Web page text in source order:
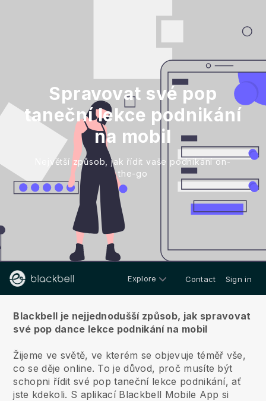
Spravovat své pop
taneční lekce podnikání
na mobil
Největší způsob, jak řídit vaše podnikání on-
the-go
Explore Contact Sign in
Blackbell je nejjednodušší způsob, jak spravovat
své pop dance lekce podnikání na mobil
Žijeme ve světě, ve kterém se objevuje téměř vše,
co se děje online. To je důvod, proč musíte být
schopni řídit své pop taneční lekce podnikání, ať
jste kdekoli. S aplikací Blackbell Mobile App si